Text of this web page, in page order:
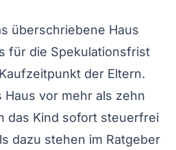
überschriebene Haus
für die Spekulationsfrist
der Eltern.
Haus vor mehr als zehn
das Kind sofort steuerfrei
dazu stehen im Ratgeber